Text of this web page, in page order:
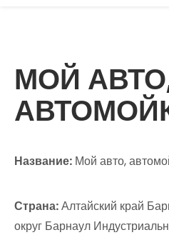
МОЙ
Название: Мой авто,
Страна:Алтайский край
округ Барнаул